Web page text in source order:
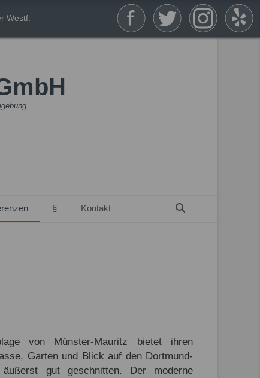
Westf.
§ Kontakt
von Münster-Mauritz bietet ihren
Garten und Blick auf den Dortmund-
gut geschnitten. Der moderne